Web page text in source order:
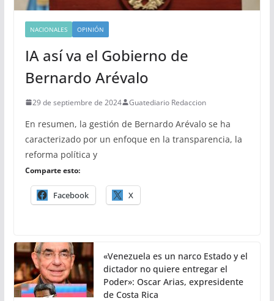
NACIONALES OPINIÓN
IA así va el Gobierno de
Bernardo Arévalo
29 de septiembre de 2024 Guatediario Redaccion
En resumen, la gestión de Bernardo Arévalo se ha
caracterizado por un enfoque en la transparencia, la
reforma política y
Comparte esto:
Facebook X
«Venezuela es un narco Estado y el
dictador no quiere entregar el
Poder»: Oscar Arias, expresidente
de Costa Rica